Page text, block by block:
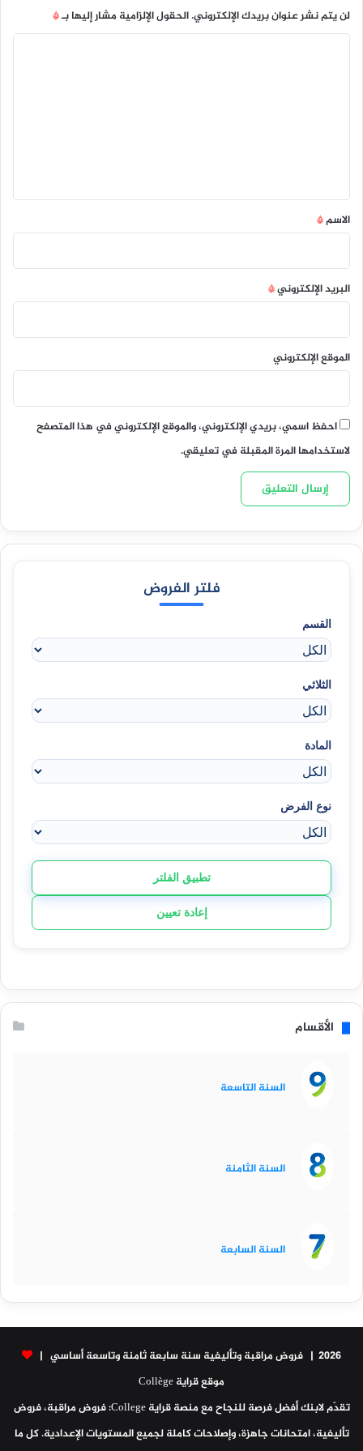
لن يتم نشر عنوان بريدك الإلكتروني.الحقول الإلزامية مشار إليها بـ*
*
الاسم*
البريد الإلكتروني*
الموقع الإلكتروني
احفظ اسمي، بريدي الإلكتروني، والموقع الإلكتروني في هذا المتصفح
لاستخدامها المرة المقبلة في تعليقي.
فلتر الفروض
القسم
الثلاثي
المادة
نوع الفرض
تطبيق الفلتر
إعادة تعيين
الأقسام
السنة التاسعة
السنة الثامنة
السنة السابعة
2026 | فروض مراقبة وتأليفية سنة سابعة ثامنة وتاسعة أساسي |
موقع قراية Collège
تقدّم لابنك أفضل فرصة للنجاح مع منصة قراية College: فروض مراقبة، فروض
تأليفية، امتحانات جاهزة، وإصلاحات كاملة لجميع المستويات الإعدادية. كل ما